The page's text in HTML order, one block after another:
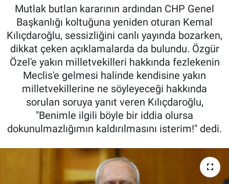
Mutlak butlan kararının ardından CHP Genel
Başkanlığı koltuğuna yeniden oturan Kemal
Kılıçdaroğlu, sessizliğini canlı yayında bozarken,
dikkat çeken açıklamalarda da bulundu. Özgür
Özel'e yakın milletvekilleri hakkında fezlekenin
Meclis'e gelmesi halinde kendisine yakın
milletvekillerine ne söyleyeceği hakkında
sorulan soruya yanıt veren Kılıçdaroğlu,
"Benimle ilgili böyle bir iddia olursa
dokunulmazlığımın kaldırılmasını isterim!" dedi.
Tüm Manşetler
Son Dakika Haberleri
Haber Arşivi